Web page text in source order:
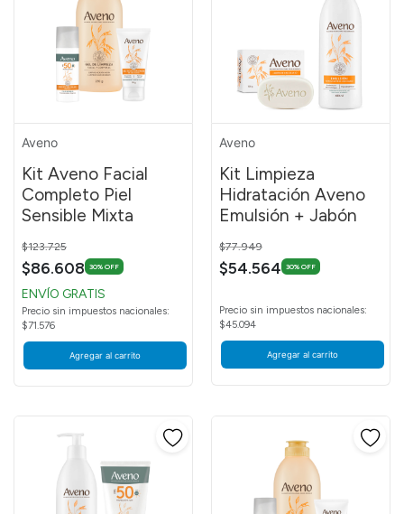
Aveno
Kit Aveno Facial
Completo Piel
Sensible Mixta
Price reduced from
$123.725
$86.608 30% OFF
ENVÍO GRATIS
Precio sin impuestos nacionales:
$71.576
Agregar al carrito
Aveno
Kit Limpieza
Hidratación Aveno
Emulsión + Jabón
Price reduced from
$77.949
$54.564 30% OFF
Precio sin impuestos nacionales:
$45.094
Agregar al carrito